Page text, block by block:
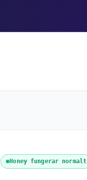
Honey fungerar normalt